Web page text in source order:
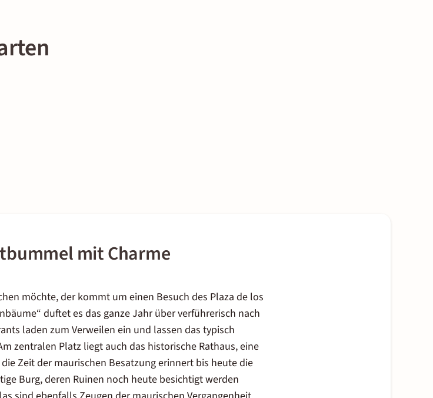
mit Charme
möchte, der kommt um einen Besuch des Plaza de los
duftet es das ganze Jahr über verführerisch nach
laden zum Verweilen ein und lassen das typisch
zentralen Platz liegt auch das historische Rathaus, eine
Zeit der maurischen Besatzung erinnert bis heute die
Burg, deren Ruinen noch heute besichtigt werden